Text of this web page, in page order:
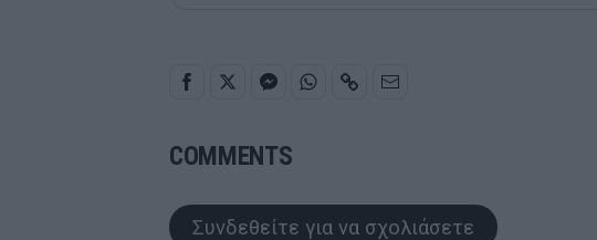
COMMENTS
Συνδεθείτε για να σχολιάσετε